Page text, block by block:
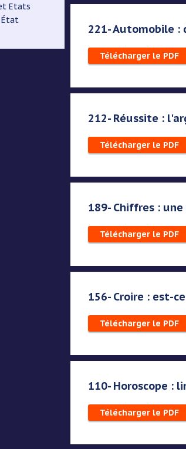
Etats
État
221- Automobile :
Télécharger le PDF
212- Réussite :
Télécharger le PDF
189- Chiffres :
Télécharger le PDF
156- Croire : est-
Télécharger le PDF
110- Horoscope :
Télécharger le PDF